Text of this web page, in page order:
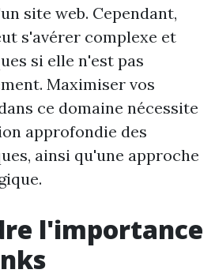
site web. Cependant,
s'avérer complexe et
si elle n'est pas
Maximiser vos
ce domaine nécessite
approfondie des
ainsi qu'une approche
l'importance